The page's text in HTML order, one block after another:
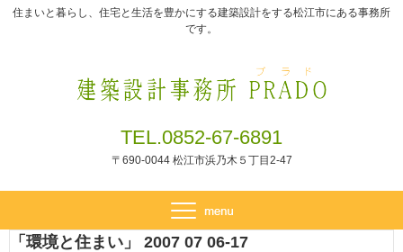
住まいと暮らし、住宅と生活を豊かにする建築設計をする松江市にある事務所
です。
TEL.0852-67-6891
〒690-0044 松江市浜乃木５丁目2-47
「環境と住まい」 2007 07 06-17